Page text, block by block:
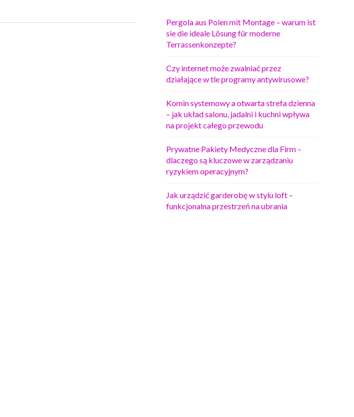
Pergola aus Polen mit Montage – warum ist
sie die ideale Lösung für moderne
Terrassenkonzepte?
Czy internet może zwalniać przez
działające w tle programy antywirusowe?
Komin systemowy a otwarta strefa dzienna
– jak układ salonu, jadalni i kuchni wpływa
na projekt całego przewodu
Prywatne Pakiety Medyczne dla Firm –
dlaczego są kluczowe w zarządzaniu
ryzykiem operacyjnym?
Jak urządzić garderobę w stylu loft –
funkcjonalna przestrzeń na ubrania